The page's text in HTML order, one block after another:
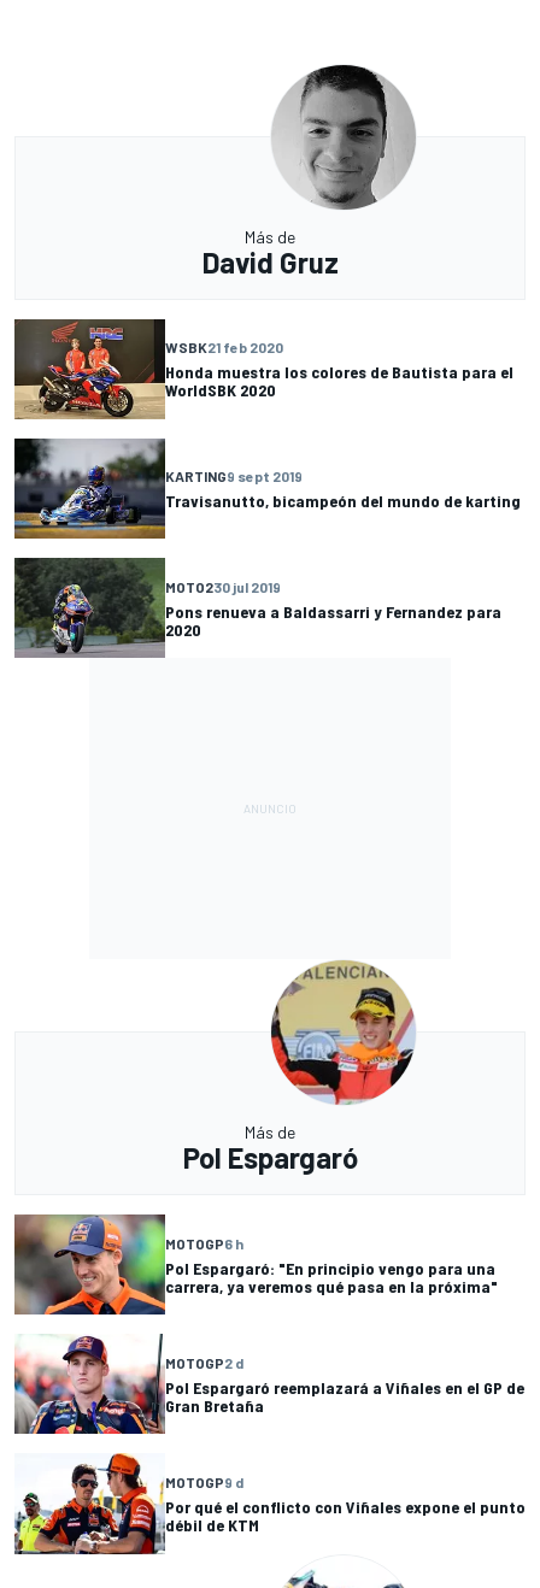
Más de
David Gruz
WSBK21 feb 2020
Honda muestra los colores de Bautista para el
WorldSBK 2020
KARTING9 sept 2019
Travisanutto, bicampeón del mundo de karting
MOTO230 jul 2019
Pons renueva a Baldassarri y Fernandez para
2020
Más de
Pol Espargaró
MOTOGP6 h
Pol Espargaró: "En principio vengo para una
carrera, ya veremos qué pasa en la próxima"
MOTOGP2 d
Pol Espargaró reemplazará a Viñales en el GP de
Gran Bretaña
MOTOGP9 d
Por qué el conflicto con Viñales expone el punto
débil de KTM